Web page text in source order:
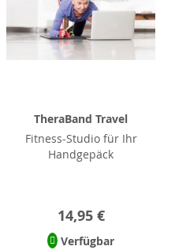
TheraBand Travel
Fitness-Studio für Ihr
Handgepäck
14,95 €
Verfügbar